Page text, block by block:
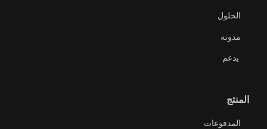
الحلول
مدونة
يدعم
المنتج
المدفوعات